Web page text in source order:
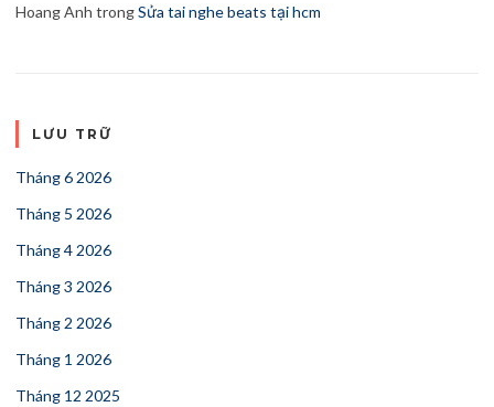
Hoang Anh trongSửa tai nghe beats tại hcm
LƯU TRỮ
Tháng 6 2026
Tháng 5 2026
Tháng 4 2026
Tháng 3 2026
Tháng 2 2026
Tháng 1 2026
Tháng 12 2025